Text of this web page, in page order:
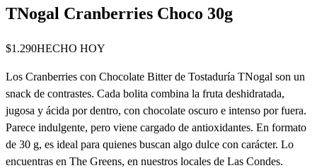
TNogal Cranberries Choco 30g
$1.290HECHO HOY
Los Cranberries con Chocolate Bitter de Tostaduría TNogal son un
snack de contrastes. Cada bolita combina la fruta deshidratada,
jugosa y ácida por dentro, con chocolate oscuro e intenso por fuera.
Parece indulgente, pero viene cargado de antioxidantes. En formato
de 30 g, es ideal para quienes buscan algo dulce con carácter. Lo
encuentras en The Greens, en nuestros locales de Las Condes.